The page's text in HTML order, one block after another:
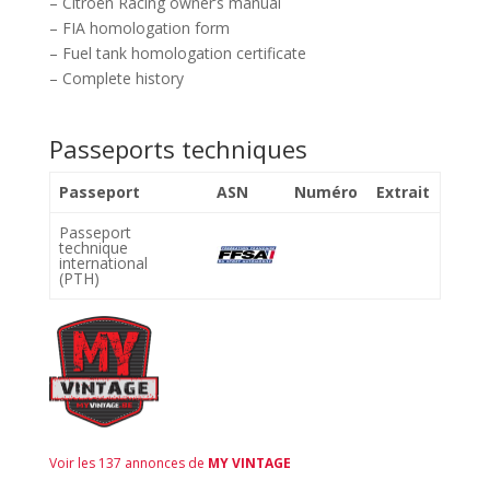
– FIA homologation form
– Fuel tank homologation certificate
– Complete history
Passeports techniques
Passeport ASN Numéro
Extrait
Passeport
technique
international
(PTH)
Voir les 137 annonces de MY VINTAGE